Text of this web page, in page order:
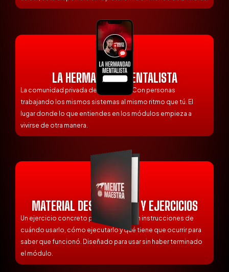
LA HERMANDAD MENTALISTA
La comunidad privada del programa. Con personas
trabajando los mismos sistemas al mismo ritmo que tú. El
lugar donde lo que entiendes en los módulos empieza a
vivirse de otra manera.
MATERIAL DESCARGABLE Y EJERCICIOS
Un ejercicio concreto por módulo. Con instrucciones de
cuándo usarlo, cómo ejecutarlo y qué tiene que ocurrir para
saber que funcionó. Diseñado para usar sin haber terminado
el módulo.